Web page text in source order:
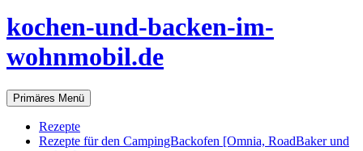
kochen-und-backen-im-
wohnmobil.de
Suchen
Primäres Menü
Rezepte
Rezepte für den CampingBackofen [Omnia, RoadBaker und